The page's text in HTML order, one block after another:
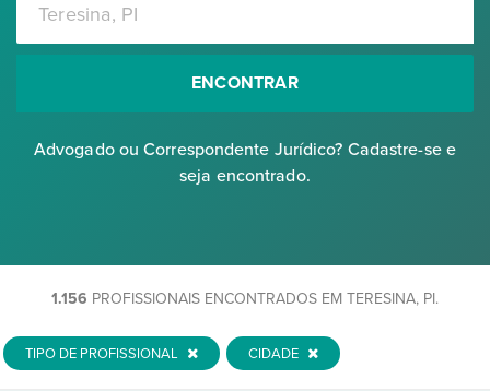
ENCONTRAR
Advogado ou Correspondente Jurídico? Cadastre-se e
seja encontrado.
1.156 PROFISSIONAIS ENCONTRADOS EM TERESINA, PI.
TIPO DE PROFISSIONAL CIDADE